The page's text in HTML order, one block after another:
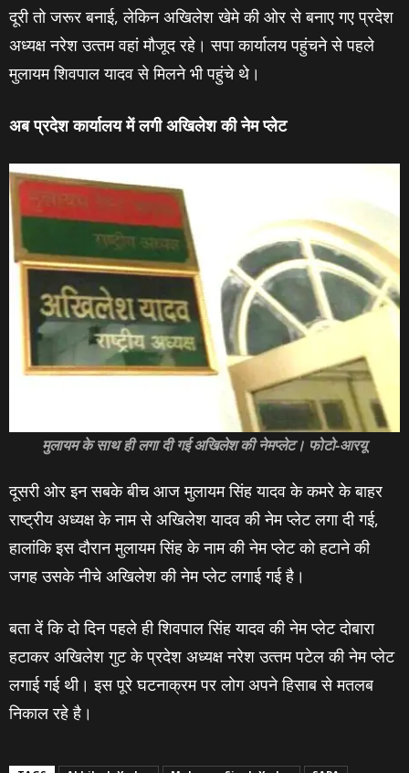
दूरी तो जरूर बनाई, लेकिन अखिलेश खेमे की ओर से बनाए गए प्रदेश
अध्‍यक्ष नरेश उत्‍तम वहां मौजूद रहे। सपा कार्यालय पहुंचने से पहले
मुलायम शिवपाल यादव से मिलने भी पहुंचे थे।
अब प्रदेश कार्यालय में लगी अखिलेश की नेम प्‍लेट
मुलायम के साथ ही लगा दी गई अखिलेश की नेमप्‍लेट। फोटो-आरयू
दूसरी ओर इन सबके बीच आज मुलायम सिंह यादव के कमरे के बाहर
राष्‍ट्रीय अध्‍यक्ष के नाम से अखिलेश यादव की नेम प्‍लेट लगा दी गई,
हालांकि इस दौरान मुलायम सिंह के नाम की नेम प्‍लेट को हटाने की
जगह उसके नीचे अखिलेश की नेम प्‍लेट लगाई गई है।
बता दें कि दो दिन पहले ही शिवपाल सिंह यादव की नेम प्‍लेट दोबारा
हटाकर अखिलेश गुट के प्रदेश अध्‍यक्ष नरेश उत्‍तम पटेल की नेम प्‍लेट
लगाई गई थी। इस पूरे घटनाक्रम पर लोग अपने हिसाब से मतलब
निकाल रहे है।